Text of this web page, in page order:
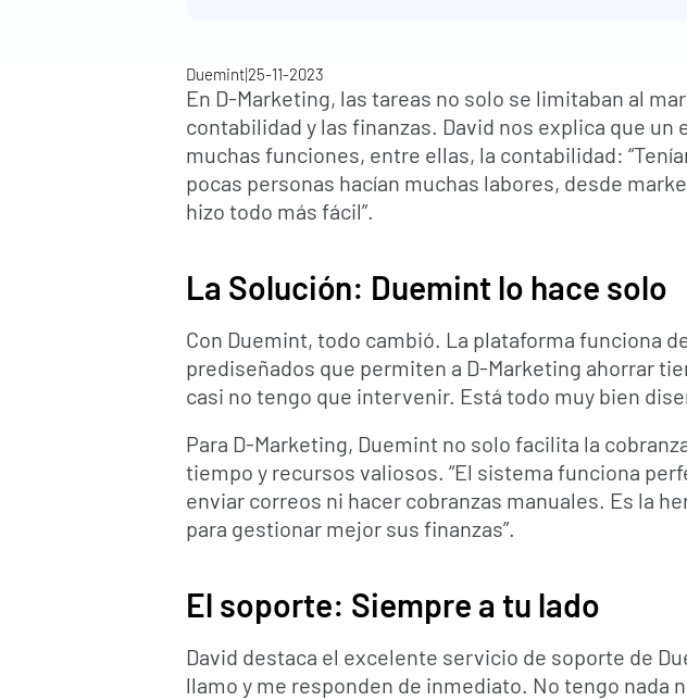
Duemint|25-11-2023
En D-Marketing, las tareas no solo se limitaban al
contabilidad y las finanzas. David nos explica que un
muchas funciones, entre ellas, la contabilidad:
pocas personas hacían muchas labores, desde
hizo todo más fácil”.
La Solución: Duemint lo hace solo
Con Duemint, todo cambió. La plataforma funciona
prediseñados que permiten a D-Marketing ahorrar
casi no tengo que intervenir. Está todo muy bien
Para D-Marketing, Duemint no solo facilita la
tiempo y recursos valiosos. “El sistema funciona
enviar correos ni hacer cobranzas manuales. Es la
para gestionar mejor sus finanzas”.
El soporte: Siempre a tu lado
David destaca el excelente servicio de soporte de
llamo y me responden de inmediato. No tengo nada